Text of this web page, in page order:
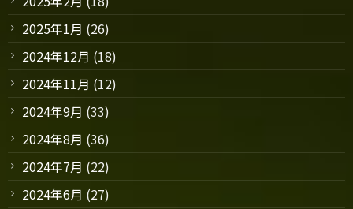
2025年1月 (26)
2024年12月 (18)
2024年11月 (12)
2024年9月 (33)
2024年8月 (36)
2024年7月 (22)
2024年6月 (27)